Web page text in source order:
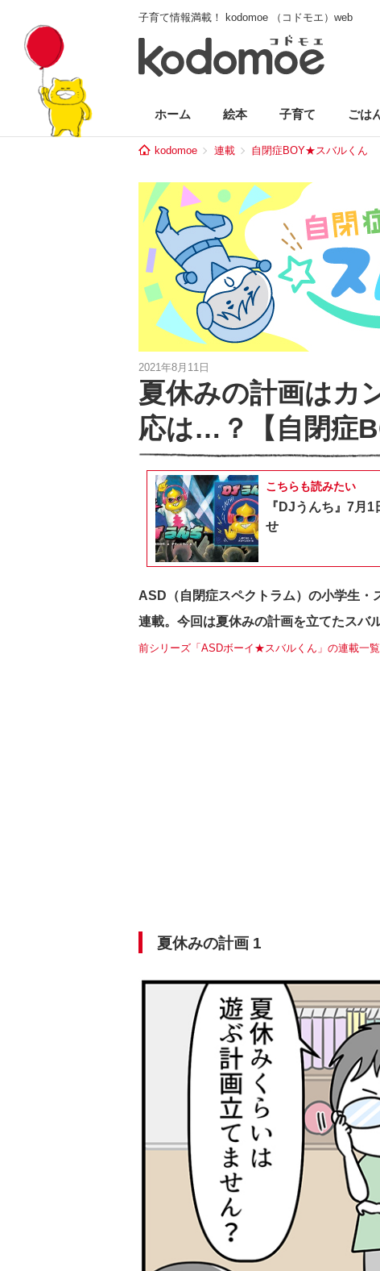
子育て情報満載！ kodomoe （コドモエ）web
ホーム 絵本 子育て ごは
kodomoe 連載 自閉症BOY★スバルくん
2021年8月11日
夏休みの計画はカ
応は…？【自閉症
こちらも読みたい
『DJうんち』7月
せ
ASD（自閉症スペクトラム）の小学生
連載。今回は夏休みの計画を立てたスバ
前シリーズ「ASDボーイ★スバルくん」の連載一
夏休みの計画 1